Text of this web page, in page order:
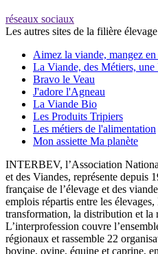
réseaux sociaux
Les autres sites de la filière
Aimez la viande, mangez
La Viande, des Métiers, une
Bravo le Veau
J'adore l'Agneau
La Viande Bio
Les Produits Tripiers
Les métiers de l'alimentation
Mon assiette Ma planète
INTERBEV, l’Association
et des Viandes, représente depuis
française de l’élevage et des
emplois répartis entre les
transformation, la distribution et la
L’interprofession couvre
régionaux et rassemble 22
bovine, ovine, équine et caprine,